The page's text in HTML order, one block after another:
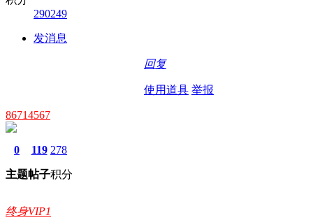
290249
发消息
回复
使用道具 举报
86714567
0
主题
119
帖子
278
积分
终身VIP1